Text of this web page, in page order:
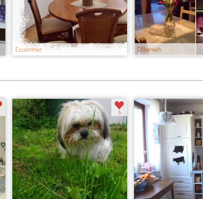
Esszimmer Eßbereich
5